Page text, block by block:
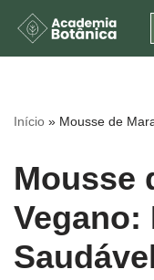
Pular
conteúdo
Início » Mousse de
Mousse
Vegano: